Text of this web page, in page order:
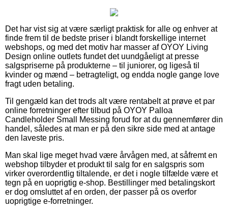
Det har vist sig at være særligt praktisk for alle og enhver at
finde frem til de bedste priser i blandt forskellige internet
webshops, og med det motiv har masser af OYOY Living
Design online outlets fundet det uundgåeligt at presse
salgspriserne på produkterne – til juniorer, og ligeså til
kvinder og mænd – betragteligt, og endda nogle gange love
fragt uden betaling.
Til gengæld kan det trods alt være rentabelt at prøve et par
online forretninger efter tilbud på OYOY Palloa
Candleholder Small Messing forud for at du gennemfører din
handel, således at man er på den sikre side med at antage
den laveste pris.
Man skal lige meget hvad være årvågen med, at såfremt en
webshop tilbyder et produkt til salg for en salgspris som
virker overordentlig tiltalende, er det i nogle tilfælde være et
tegn på en uoprigtig e-shop. Bestillinger med betalingskort
er dog omsluttet af en orden, der passer på os overfor
uoprigtige e-forretninger.